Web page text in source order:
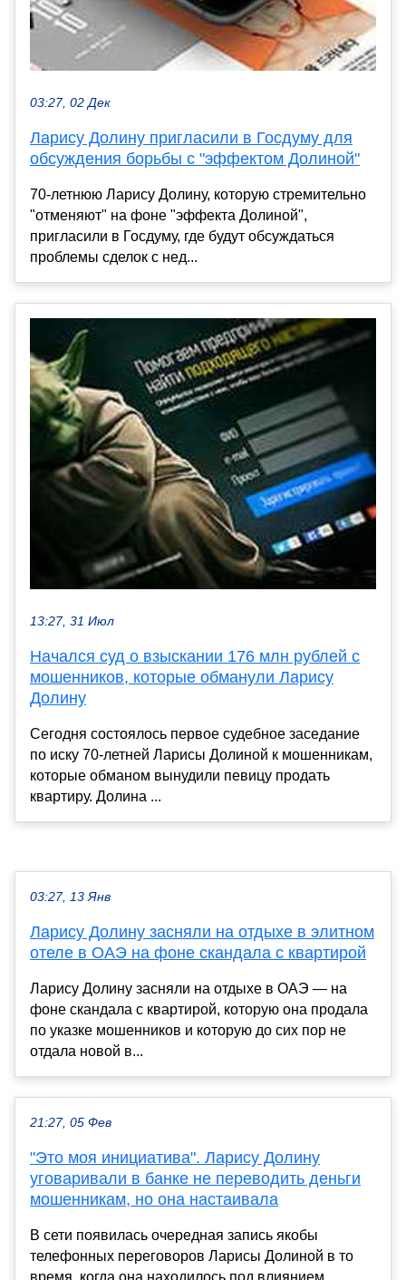
03:27, 02 Дек
Ларису Долину пригласили в Госдуму для
обсуждения борьбы с "эффектом Долиной"
70-летнюю Ларису Долину, которую стремительно
"отменяют" на фоне "эффекта Долиной",
пригласили в Госдуму, где будут обсуждаться
проблемы сделок с нед...
13:27, 31 Июл
Начался суд о взыскании 176 млн рублей с
мошенников, которые обманули Ларису
Долину
Сегодня состоялось первое судебное заседание
по иску 70-летней Ларисы Долиной к мошенникам,
которые обманом вынудили певицу продать
квартиру. Долина ...
03:27, 13 Янв
Ларису Долину засняли на отдыхе в элитном
отеле в ОАЭ на фоне скандала с квартирой
Ларису Долину засняли на отдыхе в ОАЭ — на
фоне скандала с квартирой, которую она продала
по указке мошенников и которую до сих пор не
отдала новой в...
21:27, 05 Фев
"Это моя инициатива". Ларису Долину
уговаривали в банке не переводить деньги
мошенникам, но она настаивала
В сети появилась очередная запись якобы
телефонных переговоров Ларисы Долиной в то